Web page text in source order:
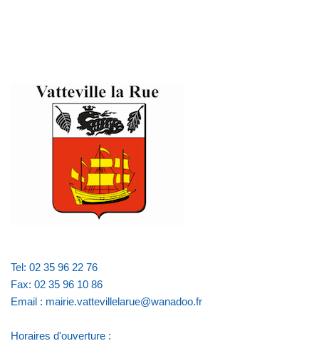
Tel: 02 35 96 22 76
Fax: 02 35 96 10 86
Email : mairie.vattevillelarue@wanadoo.fr
Horaires d'ouverture :